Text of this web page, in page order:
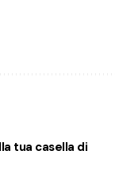
tua casella di